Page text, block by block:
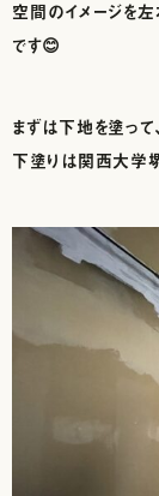
空間のイメージを
です😊
まずは下地を塗って
下塗りは関西大学